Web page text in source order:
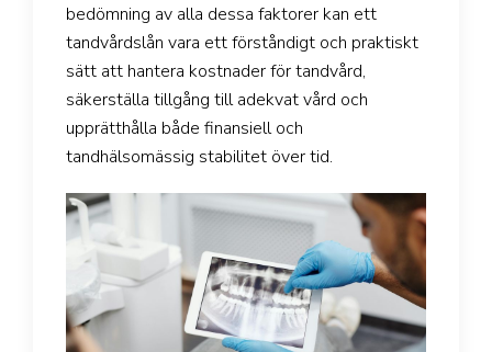
bedömning av alla dessa faktorer kan ett
tandvårdslån vara ett förståndigt och praktiskt
sätt att hantera kostnader för tandvård,
säkerställa tillgång till adekvat vård och
upprätthålla både finansiell och
tandhälsomässig stabilitet över tid.